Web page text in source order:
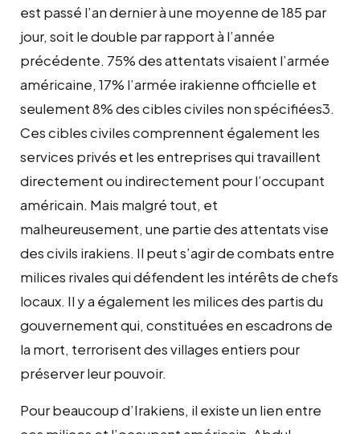
est passé l’an dernier à une moyenne de 185 par
jour, soit le double par rapport à l’année
précédente. 75% des attentats visaient l’armée
américaine, 17% l’armée irakienne officielle et
seulement 8% des cibles civiles non spécifiées3.
Ces cibles civiles comprennent également les
services privés et les entreprises qui travaillent
directement ou indirectement pour l’occupant
américain. Mais malgré tout, et
malheureusement, une partie des attentats vise
des civils irakiens. Il peut s’agir de combats entre
milices rivales qui défendent les intérêts de chefs
locaux. Il y a également les milices des partis du
gouvernement qui, constituées en escadrons de
la mort, terrorisent des villages entiers pour
préserver leur pouvoir.
Pour beaucoup d’Irakiens, il existe un lien entre